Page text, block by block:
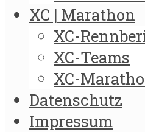
XC | Marathon
XC-
XC-Teams
XC-
Datenschutz
Impressum